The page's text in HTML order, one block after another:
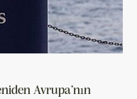
Avrupa’nın